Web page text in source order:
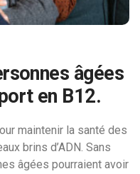
âgées
en B12.
maintenir la santé des
brins d’ADN. Sans
âgées pourraient avoir